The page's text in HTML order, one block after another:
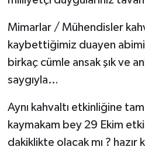
Mimarlar / Mühendisler
kaybettiğimiz duayen
birkaç cümle ansak şık ve
saygıyla…
Aynı kahvaltı etkinliğine
kaymakam bey 29 Ekim
dakiklikte olacak mı ? hazır